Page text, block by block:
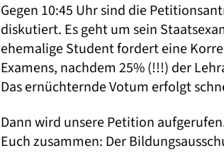
Gegen 10:45 Uhr sind die
diskutiert. Es geht um sein
ehemalige Student fordert eine
Examens, nachdem 25% (!!!) der
Das ernüchternde Votum erfolgt
Dann wird unsere Petition
Euch zusammen: Der